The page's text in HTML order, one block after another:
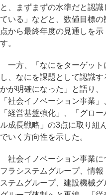
と、まずまずの水準だと認識
ている」などと、数値目標の
点から最終年度の見通しを示
す。
一方、「なにをターゲット
し、なにを課題として認識す
かが明確になった」と語り、
「社会イノベーション事業」
「経営基盤強化」、「グロー
ル成長戦略」の3点に取り組
でいく方向性を示した。
社会イノベーション事業に
フラシステムグループ、情
ステムグループ、建設機械